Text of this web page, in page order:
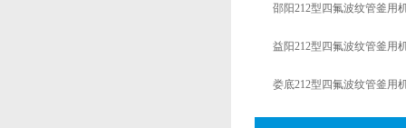
邵阳212型四氟波纹管釜用
益阳212型四氟波纹管釜用
娄底212型四氟波纹管釜用